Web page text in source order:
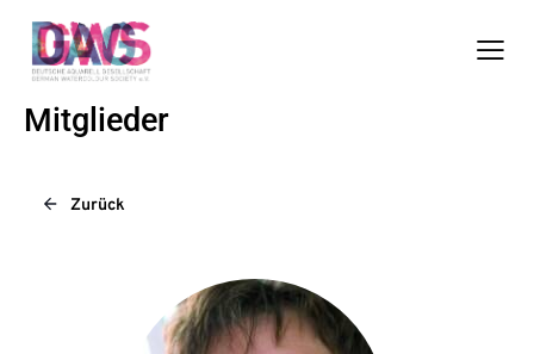
Mitglieder
Zurück